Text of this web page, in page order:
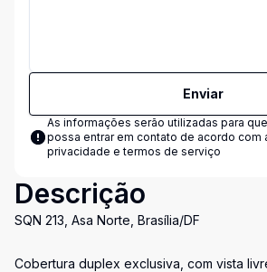
Enviar
As informações serão utilizadas para
possa entrar em contato de acordo com
privacidade e termos de serviço
Descrição
SQN 213, Asa Norte, Brasília/DF
Cobertura duplex exclusiva, com vista